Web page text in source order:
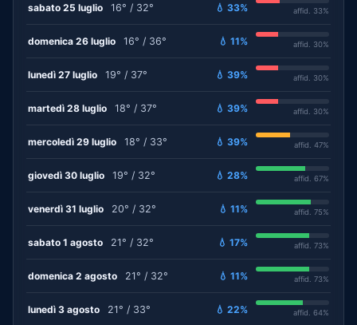
sabato 25 luglio 16° / 32° 💧 33% affid. 33%
domenica 26 luglio 16° / 36° 💧 11% affid. 30%
lunedì 27 luglio 19° / 37° 💧 39% affid. 30%
martedì 28 luglio 18° / 37° 💧 39% affid. 30%
mercoledì 29 luglio 18° / 33° 💧 39% affid. 47%
giovedì 30 luglio 19° / 32° 💧 28% affid. 67%
venerdì 31 luglio 20° / 32° 💧 11% affid. 75%
sabato 1 agosto 21° / 32° 💧 17% affid. 73%
domenica 2 agosto 21° / 32° 💧 11% affid. 73%
lunedì 3 agosto 21° / 33° 💧 22% affid. 64%